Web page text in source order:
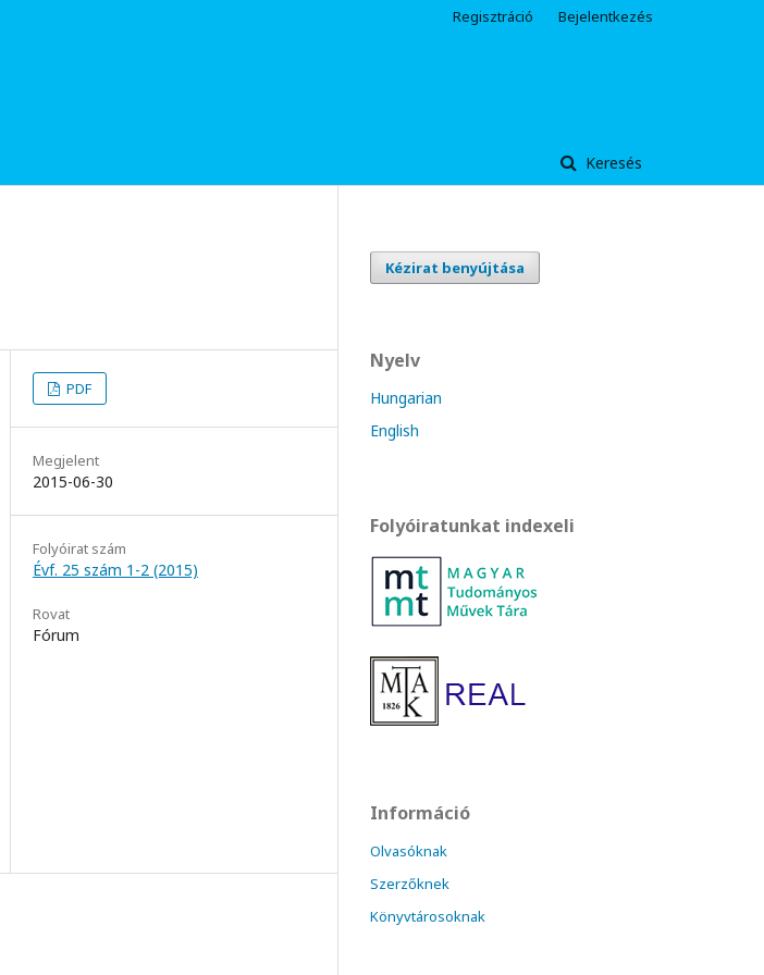
Keresés
Regisztráció Bejelentkezés
PDF
Megjelent
2015-06-30
Folyóirat szám
Évf. 25 szám 1-2 (2015)
Rovat
Fórum
Kézirat benyújtása
Nyelv
Hungarian
English
Folyóiratunkat indexeli
Információ
Olvasóknak
Szerzőknek
Könyvtárosoknak